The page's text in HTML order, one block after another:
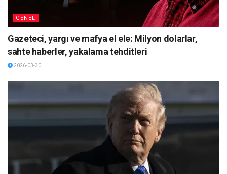
GENEL
Gazeteci, yargı ve mafya el ele: Milyon dolarlar,
sahte haberler, yakalama tehditleri
2026-03-30